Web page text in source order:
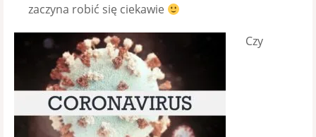
zaczyna robić się ciekawie
Czy